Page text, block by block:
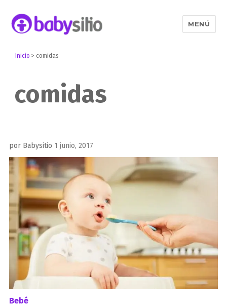
MENÚ
Inicio >comidas
comidas
por Babysitio Publicado
el
1 junio, 2017
Bebé